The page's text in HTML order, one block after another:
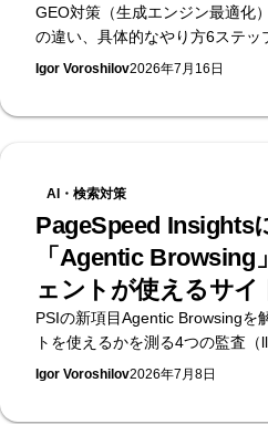
GEO対策（生成エンジン最適化
の違い、具体的なやり方6ステ
時点の公開データで整理。無料
Igor Voroshilov2026年7月16日
AI・検索対策
PageSpeed Insights
「Agentic
ェントが使えるサイ
PSIの新項目Agentic Browsingを
トを使えるかを測る4つの監査（
ェック。無料のAI可視性診断を
Igor Voroshilov2026年7月8日